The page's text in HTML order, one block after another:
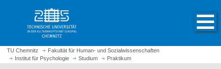
t
s
TU Chemnitz
Fakultät für Human- und Sozialwissenschaften
Institut für Psychologie
Studium Praktikum